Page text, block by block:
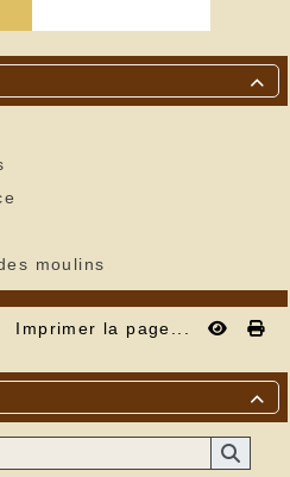

moulins
Imprimer la page...
